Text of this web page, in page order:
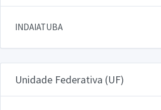
INDAIATUBA
Unidade Federativa (UF)